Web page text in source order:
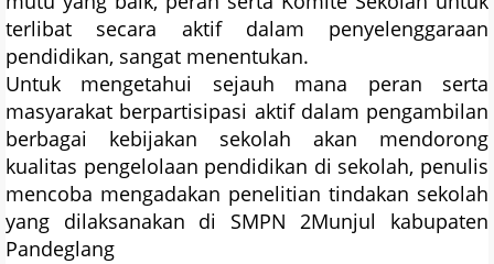
terlibat secara aktif dalam penyelenggaraan
pendidikan, sangat menentukan.
Untuk mengetahui sejauh mana peran serta
masyarakat berpartisipasi aktif dalam pengambilan
berbagai kebijakan sekolah akan mendorong
kualitas pengelolaan pendidikan di sekolah, penulis
mencoba mengadakan penelitian tindakan sekolah
yang dilaksanakan di SMPN 2Munjul kabupaten
Pandeglang